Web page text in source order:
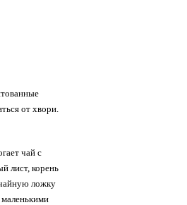
от хвори.
чай с
лист, корень
ложку
маленькими